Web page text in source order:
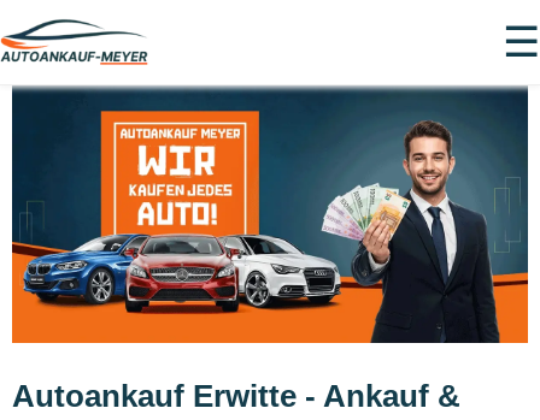
☰
Autoankauf Erwitte - Ankauf &